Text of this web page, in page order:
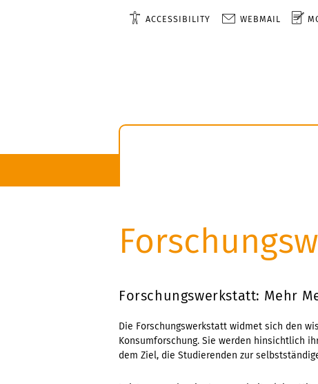
ACCESSIBILITY WEBMAIL
Forschungswerkstatt: Mehr
Die Forschungswerkstatt widmet sich den
Konsumforschung. Sie werden hinsichtlich
dem Ziel, die Studierenden zur